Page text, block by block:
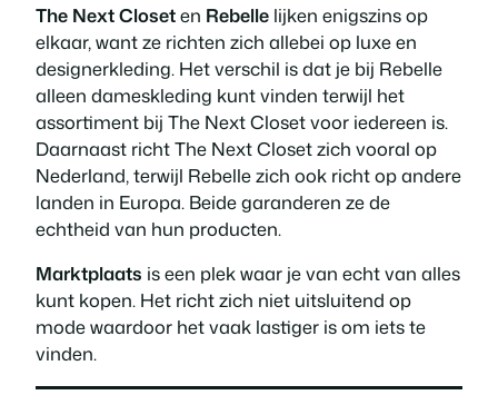
The Next Closeten Rebelle lijken enigszins op
elkaar, want ze richten zich allebei op luxe en
designerkleding. Het verschil is dat je bij Rebelle
alleen dameskleding kunt vinden terwijl het
assortiment bij The Next Closet voor iedereen is.
Daarnaast richt The Next Closet zich vooral op
Nederland, terwijl Rebelle zich ook richt op andere
landen in Europa. Beide garanderen ze de
echtheid van hun producten.
Marktplaats is een plek waar je van echt van alles
kunt kopen. Het richt zich niet uitsluitend op
mode waardoor het vaak lastiger is om iets te
vinden.